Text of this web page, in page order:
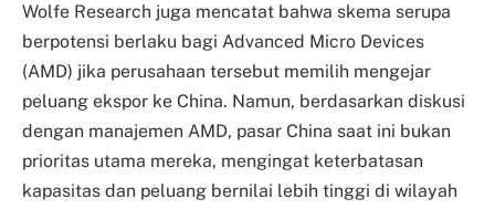
Wolfe Research juga mencatat bahwa skema serupa
berpotensi berlaku bagi Advanced Micro Devices
(AMD) jika perusahaan tersebut memilih mengejar
peluang ekspor ke China. Namun, berdasarkan diskusi
dengan manajemen AMD, pasar China saat ini bukan
prioritas utama mereka, mengingat keterbatasan
kapasitas dan peluang bernilai lebih tinggi di wilayah